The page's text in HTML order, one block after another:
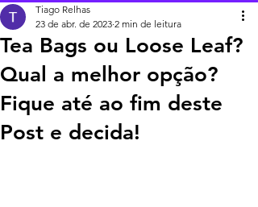
Tea Bags ou Loose Leaf?
Qual a melhor opção?
Fique até ao fim deste
Post e decida!
Tiago Relhas
23 de abr. de 2023 2 min de leitura